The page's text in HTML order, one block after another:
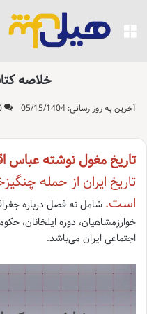
منو
خلاصه
آخرین به روز رسانی: 05/15/1404
تاریخ مغولنوشته عباس
تاریخ ایران از حمله
است. شامل نه فصل درباره
خوارزمشاهیان، دوره ایلخانان،
اجتماعی ایران می‌باشد.